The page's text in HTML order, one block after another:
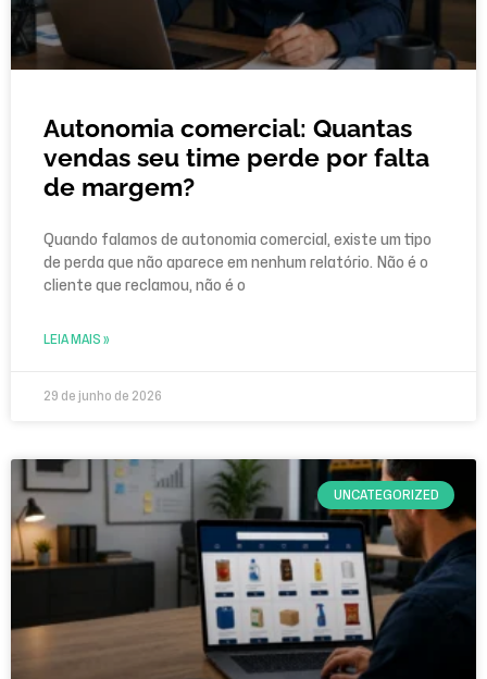
Autonomia comercial: Quantas
vendas seu time perde por falta
de margem?
Quando falamos de autonomia comercial, existe um tipo
de perda que não aparece em nenhum relatório. Não é o
cliente que reclamou, não é o
LEIA MAIS »
29 de junho de 2026
UNCATEGORIZED